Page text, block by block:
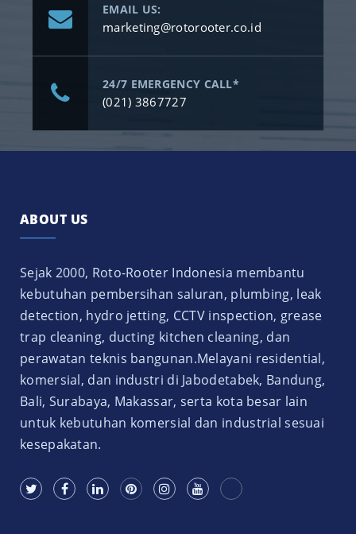
EMAIL US:
marketing@rotorooter.co.id
24/7 EMERGENCY CALL*
(021) 3867727
ABOUT US
Sejak 2000, Roto-Rooter Indonesia membantu
kebutuhan pembersihan saluran, plumbing, leak
detection, hydro jetting, CCTV inspection, grease
trap cleaning, ducting kitchen cleaning, dan
perawatan teknis bangunan.Melayani residential,
komersial, dan industri di Jabodetabek, Bandung,
Bali, Surabaya, Makassar, serta kota besar lain
untuk kebutuhan komersial dan industrial sesuai
kesepakatan.